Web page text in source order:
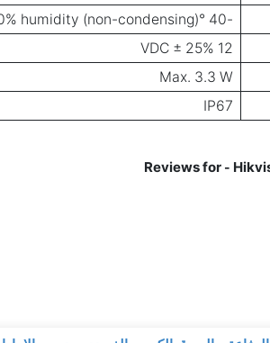
-40 °C to 60 °C, ≤90% humidity (non-condensing)
12 VDC ± 25%
Max. 3.3 W
IP67
-